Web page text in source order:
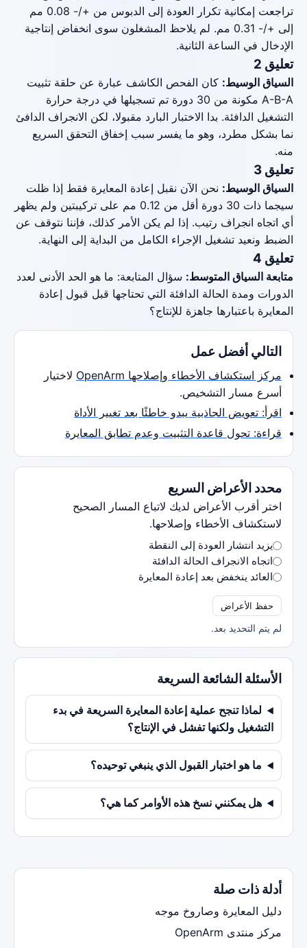
تراجعت إمكانية تكرار العودة إلى الدبوس من +/- 0.08 مم
إلى +/- 0.31 مم. لم يلاحظ المشغلون سوى انخفاض إنتاجية
الإدخال في الساعة الثانية.
تعليق 2
السياق الوسيط: كان الفحص الكاشف عبارة عن حلقة تثبيت
A-B-A مكونة من 30 دورة تم تسجيلها في درجة حرارة
التشغيل الدافئة. بدا الاختبار البارد مقبولا، لكن الانجراف الدافئ
نما بشكل مطرد، وهو ما يفسر سبب إخفاق التحقق السريع
منه.
تعليق 3
السياق الوسيط: نحن الآن نقبل إعادة المعايرة فقط إذا ظلت
سيجما ذات 30 دورة أقل من 0.12 مم على تركيبتين ولم يظهر
أي اتجاه انجراف رتيب. إذا لم يكن الأمر كذلك، فإننا نتوقف عن
الضبط ونعيد تشغيل الإجراء الكامل من البداية إلى النهاية.
تعليق 4
متابعة السياق المتوسط: سؤال المتابعة: ما هو الحد الأدنى لعدد
الدورات ومدة الحالة الدافئة التي تحتاجها قبل قبول إعادة
المعايرة باعتبارها جاهزة للإنتاج؟
التالي أفضل عمل
مركز استكشاف الأخطاء وإصلاحها OpenArm
لاختيار
أسرع مسار التشخيص.
اقرأ: تعويض الجاذبية يبدو خاطئًا بعد تغيير الأداة
قراءة: تحول قاعدة التثبيت وعدم تطابق المعايرة
محدد الأعراض السريع
اختر أقرب الأعراض لديك لاتباع المسار الصحيح
لاستكشاف الأخطاء وإصلاحها.
يزيد انتشار العودة إلى النقطة
اتجاه الانجراف الحالة الدافئة
العائد ينخفض ​​بعد إعادة المعايرة
حفظ الأعراض
لم يتم التحديد بعد.
الأسئلة الشائعة السريعة
لماذا تنجح عملية إعادة المعايرة السريعة في بدء
التشغيل ولكنها تفشل في الإنتاج؟
ما هو اختبار القبول الذي ينبغي توحيده؟
هل يمكنني نسخ هذه الأوامر كما هي؟
أدلة ذات صلة
دليل المعايرة وصاروخ موجه
مركز منتدى OpenArm